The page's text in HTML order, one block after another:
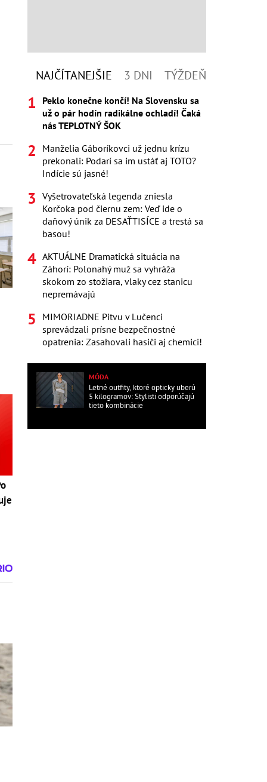
NAJČÍTANEJŠIE 3 DNI TÝŽDEŇ
Peklo konečne končí! Na Slovensku sa
už o pár hodín radikálne ochladí! Čaká
nás TEPLOTNÝ ŠOK
Manželia Gáboríkovci už jednu krízu
prekonali: Podarí sa im ustáť aj TOTO?
Indície sú jasné!
Vyšetrovateľská legenda zniesla
Korčoka pod čiernu zem: Veď ide o
daňový únik za DESAŤTISÍCE a trestá sa
basou!
AKTUÁLNE Dramatická situácia na
Záhorí: Polonahý muž sa vyhráža
skokom zo stožiara, vlaky cez stanicu
nepremávajú
MIMORIADNE Pitvu v Lučenci
sprevádzali prísne bezpečnostné
opatrenia: Zasahovali hasiči aj chemici!
MÓDA
Letné outfity, ktoré opticky uberú
5 kilogramov: Stylisti odporúčajú
tieto kombinácie